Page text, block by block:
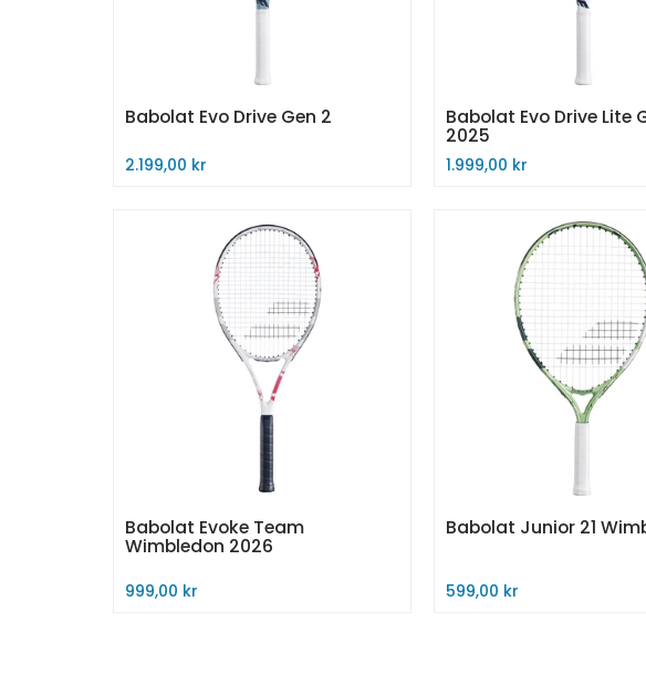
Babolat Evo Drive Gen 2
2.199,00 kr
Babolat Evo Drive Lite
2025
1.999,00 kr
Babolat Evoke Team
Wimbledon 2026
999,00 kr
Babolat Junior 21
599,00 kr